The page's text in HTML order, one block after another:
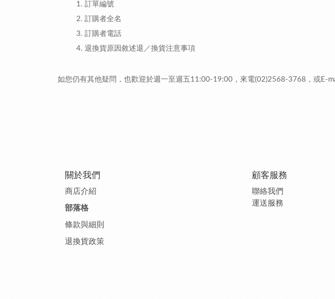
訂單編號
訂購者全名
訂購者電話
退換貨原因敘述退／換貨注意事項
如您仍有其他疑問，也歡迎於週一至週五11:00-19:00，來電(02)2568-3768，或E-
關於我們
商店介紹
部落格
條款與細則
退換貨政策
顧客服務
聯絡我們
運送服務